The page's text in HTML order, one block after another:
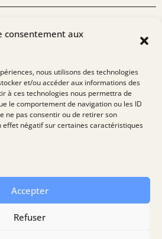
consentement aux
nous utilisons des technologies
et/ou accéder aux informations des
à ces technologies nous permettra de
le comportement de navigation ou les ID
ne pas consentir ou de retirer son
effet négatif sur certaines caractéristiques
Accepter
Refuser
découvrir de nouveaux projets et
nous serions ravis d’échanger
financement. N’hésitez pas à nous
pour tout besoin !
Suivez-nous !